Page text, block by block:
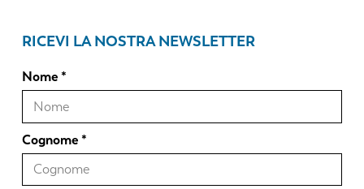
RICEVI LA NOSTRA NEWSLETTER
Nome
Cognome